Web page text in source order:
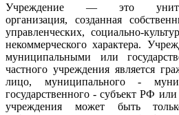
Учреждение — это
организация, созданная
управленческих, социально-
некоммерческого характера.
муниципальными или
частного учреждения является
лицо, муниципального -
государственного - субъект РФ
учреждения может быть